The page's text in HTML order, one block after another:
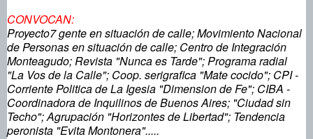
CONVOCAN:
Proyecto7 gente en situación de calle; Movimiento Nacional
de Personas en situación de calle; Centro de Integración
Monteagudo; Revista "Nunca es Tarde"; Programa radial
"La Vos de la Calle"; Coop. serigrafica "Mate cocido"; CPI -
Corriente Politica de La Igesia "Dimension de Fe"; CIBA -
Coordinadora de Inquilinos de Buenos Aires; "Ciudad sin
Techo"; Agrupación "Horizontes de Libertad"; Tendencia
peronista "Evita Montonera".....